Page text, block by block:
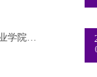
海报新闻|山东圣翰财贸职业学院与济南市委